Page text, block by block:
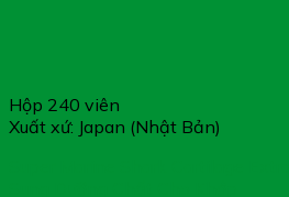
Hộp 240 viên
Xuất xứ: Japan (Nhật Bản)